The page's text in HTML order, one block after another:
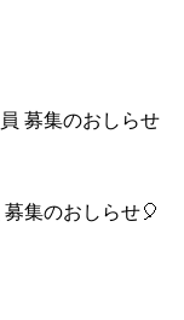
集のおしらせ🎈